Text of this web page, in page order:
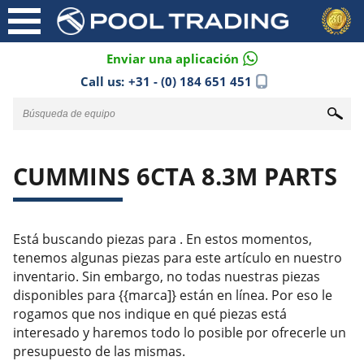
Enviar una aplicación
Call us: +31 - (0) 184 651 451
CUMMINS 6CTA 8.3M PARTS
Está buscando piezas para . En estos momentos,
tenemos algunas piezas para este artículo en nuestro
inventario. Sin embargo, no todas nuestras piezas
disponibles para {{marca]} están en línea. Por eso le
rogamos que nos indique en qué piezas está
interesado y haremos todo lo posible por ofrecerle un
presupuesto de las mismas.